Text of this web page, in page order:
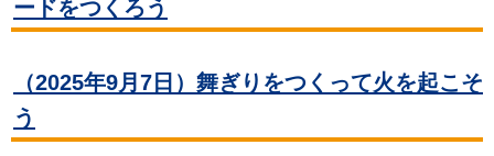
ードをつくろう
（2025年9月7日）舞ぎりをつくって火を起こそ
う